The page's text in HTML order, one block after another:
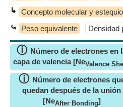
↳ Concepto molecular y
⤿ Peso equivalente Densidad
ⓘ Número de electrones en
capa de valencia [NeValence
ⓘ Número de electrones
quedan después de la unión
[NeAfter Bonding]